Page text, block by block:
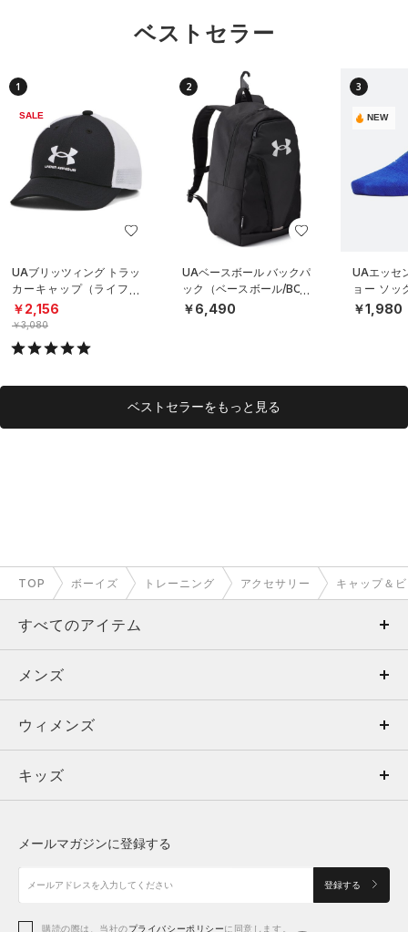
ベストセラー
1
SALE
UAブリッツィング トラッ
カーキャップ（ライフス
タイル/BOYS）
￥2,156
￥3,080
2
UAベースボール バックパ
ック（ベースボール/BOY
S）
￥6,490
3
NEW
UAエッセ
ョー ソッ
ト）（ト
S）
￥1,980
ベストセラーをもっと見る
TOP ボーイズ トレーニング アクセサリー キャップ＆
すべてのアイテム
メンズ
ウィメンズ
キッズ
アクセサリー
メンズ
トップス
ボトムス
アクセサリー
ウィメンズ
トップス
シューズ
キッズ
シューズ
メールマガジンに登録する
登録する
購読の際は、当社のプライバシーポリシーに同意します。